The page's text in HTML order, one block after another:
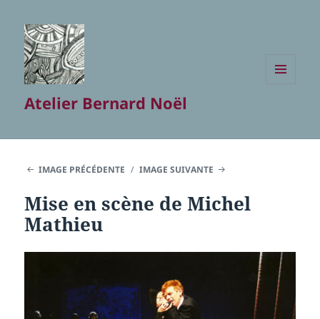
Atelier Bernard Noël
IMAGE PRÉCÉDENTE IMAGE SUIVANTE
Mise en scène de Michel
Mathieu